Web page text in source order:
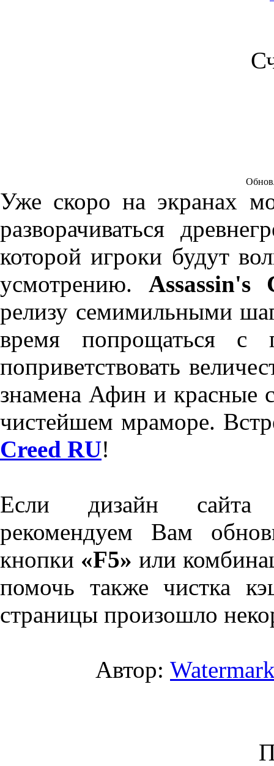
Уже скоро на экранах
разворачиваться
которой игроки будут
усмотрению. Assassin's
релизу семимильными
время попрощаться с
поприветствовать
знамена Афин и красные
чистейшем мраморе.
Creed RU!
Если дизайн сайта
рекомендуем Вам
кнопки «F5» или
помочь также чистка
страницы произошло
Автор: